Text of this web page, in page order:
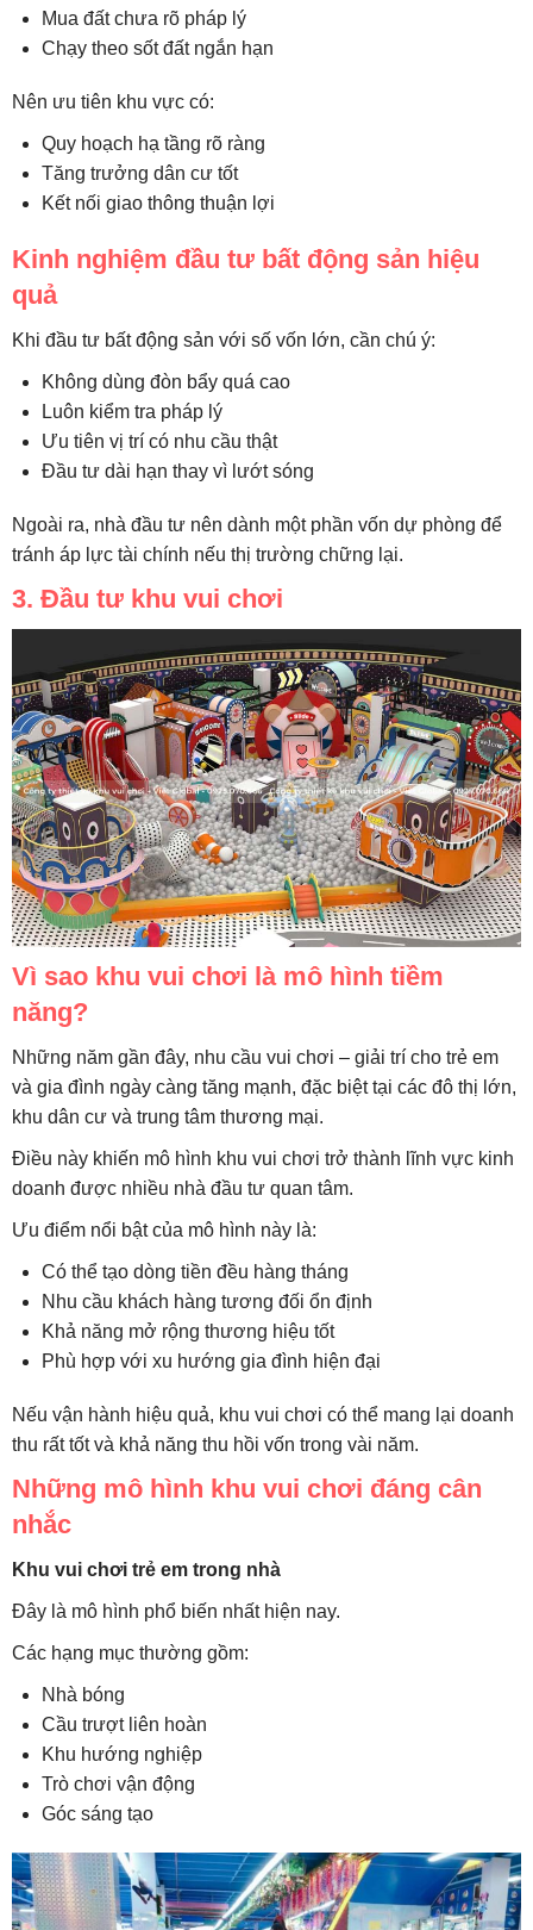
Mua đất chưa rõ pháp lý
Chạy theo sốt đất ngắn hạn
Nên ưu tiên khu vực có:
Quy hoạch hạ tầng rõ ràng
Tăng trưởng dân cư tốt
Kết nối giao thông thuận lợi
Kinh nghiệm đầu tư bất động sản hiệu
quả
Khi đầu tư bất động sản với số vốn lớn, cần chú ý:
Không dùng đòn bẩy quá cao
Luôn kiểm tra pháp lý
Ưu tiên vị trí có nhu cầu thật
Đầu tư dài hạn thay vì lướt sóng
Ngoài ra, nhà đầu tư nên dành một phần vốn dự phòng để
tránh áp lực tài chính nếu thị trường chững lại.
3. Đầu tư khu vui chơi
Vì sao khu vui chơi là mô hình tiềm
năng?
Những năm gần đây, nhu cầu vui chơi – giải trí cho trẻ em
và gia đình ngày càng tăng mạnh, đặc biệt tại các đô thị lớn,
khu dân cư và trung tâm thương mại.
Điều này khiến mô hình khu vui chơi trở thành lĩnh vực kinh
doanh được nhiều nhà đầu tư quan tâm.
Ưu điểm nổi bật của mô hình này là:
Có thể tạo dòng tiền đều hàng tháng
Nhu cầu khách hàng tương đối ổn định
Khả năng mở rộng thương hiệu tốt
Phù hợp với xu hướng gia đình hiện đại
Nếu vận hành hiệu quả, khu vui chơi có thể mang lại doanh
thu rất tốt và khả năng thu hồi vốn trong vài năm.
Những mô hình khu vui chơi đáng cân
nhắc
Khu vui chơi trẻ em trong nhà
Đây là mô hình phổ biến nhất hiện nay.
Các hạng mục thường gồm:
Nhà bóng
Cầu trượt liên hoàn
Khu hướng nghiệp
Trò chơi vận động
Góc sáng tạo